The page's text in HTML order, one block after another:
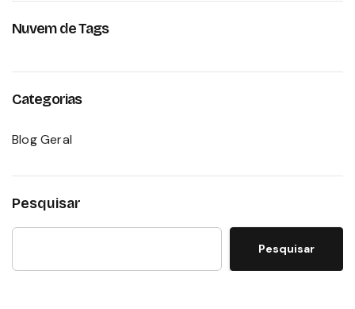
Nuvem de Tags
Categorias
Blog Geral
Pesquisar
Pesquisar